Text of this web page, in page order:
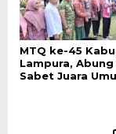
MTQ ke-45
Lampura,
Sabet Juara